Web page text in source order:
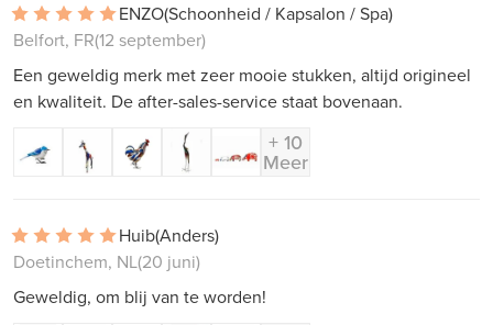
ENZO(Schoonheid / Kapsalon / Spa)
Belfort, FR(12 september)
Een geweldig merk met zeer mooie stukken, altijd origineel
en kwaliteit. De after-sales-service staat bovenaan.
+ 10
Meer
Huib(Anders)
Doetinchem, NL(20 juni)
Geweldig, om blij van te worden!